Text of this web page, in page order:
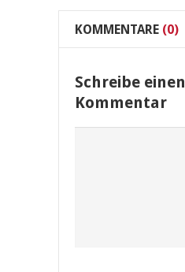
KOMMENTARE (0)
Schreibe einen
Kommentar